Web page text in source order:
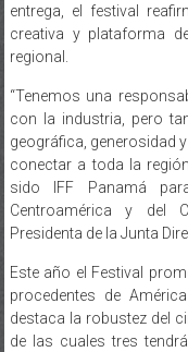
entrega, el festival
creativa y plataforma
regional.
“Tenemos una
con la industria, pero
geográfica, generosidad
conectar a toda la
sido IFF Panamá
Centroamérica y del
Presidenta de la Junta
Este año el Festival
procedentes de
destaca la robustez del
de las cuales tres